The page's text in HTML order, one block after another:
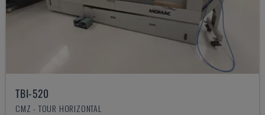
TBI-520
CMZ - TOUR HORIZONTAL